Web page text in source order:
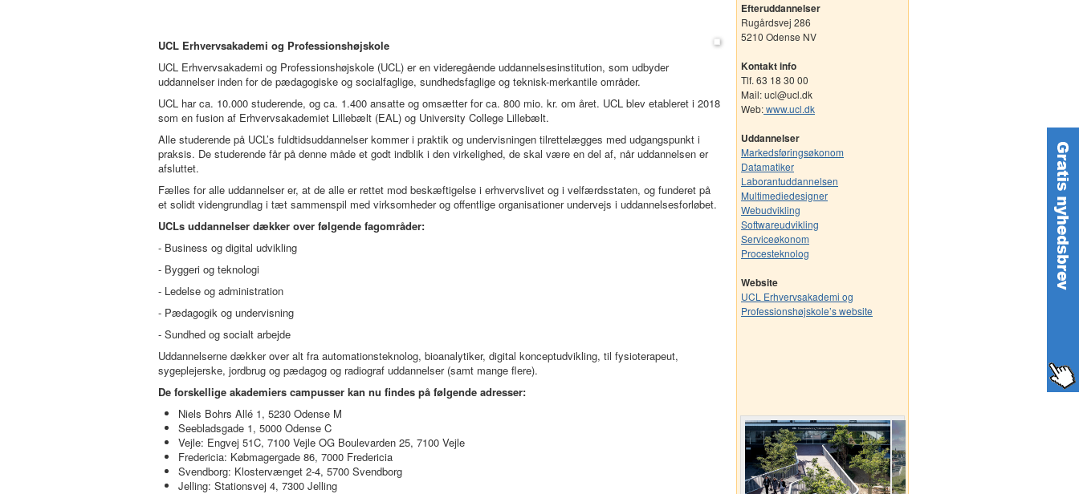
UCL Erhvervsakademi og Professionshøjskole
UCL Erhvervsakademi og Professionshøjskole (UCL) er en videregående uddannelsesinstitution, som udbyder
uddannelser inden for de pædagogiske og socialfaglige, sundhedsfaglige og teknisk-merkantile områder.
UCL har ca. 10.000 studerende, og ca. 1.400 ansatte og omsætter for ca. 800 mio. kr. om året. UCL blev etableret i 2018
som en fusion af Erhvervsakademiet Lillebælt (EAL) og University College Lillebælt.
Alle studerende på UCL’s fuldtidsuddannelser kommer i praktik og undervisningen tilrettelægges med udgangspunkt i
praksis. De studerende får på denne måde et godt indblik i den virkelighed, de skal være en del af, når uddannelsen er
afsluttet.
Fælles for alle uddannelser er, at de alle er rettet mod beskæftigelse i erhvervslivet og i velfærdsstaten, og funderet på
et solidt videngrundlag i tæt sammenspil med virksomheder og offentlige organisationer undervejs i uddannelsesforløbet.
UCLs uddannelser dækker over følgende fagområder:
- Business og digital udvikling
- Byggeri og teknologi
- Ledelse og administration
- Pædagogik og undervisning
- Sundhed og socialt arbejde
Uddannelserne dækker over alt fra automationsteknolog, bioanalytiker, digital konceptudvikling, til fysioterapeut,
sygeplejerske, jordbrug og pædagog og radiograf uddannelser (samt mange flere).
De forskellige akademiers campusser kan nu findes på følgende adresser:
Niels Bohrs Allé 1, 5230 Odense M
Seebladsgade 1, 5000 Odense C
Vejle: Engvej 51C, 7100 Vejle OG Boulevarden 25, 7100 Vejle
Fredericia: Købmagergade 86, 7000 Fredericia
Svendborg: Klostervænget 2-4, 5700 Svendborg
Jelling: Stationsvej 4, 7300 Jelling
Efteruddannelser
Rugårdsvej 286
5210 Odense NV
Kontakt info
Tlf. 63 18 30 00
Mail: ucl@ucl.dk
Web:www.ucl.dk
Uddannelser
Markedsføringsøkonom
Datamatiker
Laborantuddannelsen
Multimediedesigner
Webudvikling
Softwareudvikling
Serviceøkonom
Procesteknolog
Website
UCL Erhvervsakademi og
Professionshøjskole’s website